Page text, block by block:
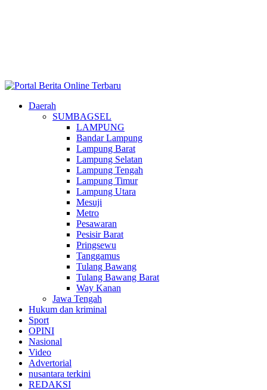
Daerah
SUMBAGSEL
LAMPUNG
Bandar Lampung
Lampung Barat
Lampung Selatan
Lampung Tengah
Lampung Timur
Lampung Utara
Mesuji
Metro
Pesawaran
Pesisir Barat
Pringsewu
Tanggamus
Tulang Bawang
Tulang Bawang Barat
Way Kanan
Jawa Tengah
Hukum dan kriminal
Sport
OPINI
Nasional
Video
Advertorial
nusantara terkini
REDAKSI